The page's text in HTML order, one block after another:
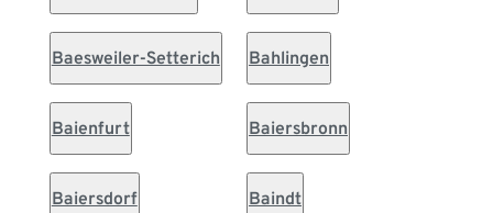
Baesweiler-Setterich Bahlingen
Baienfurt Baiersbronn
Baiersdorf Baindt